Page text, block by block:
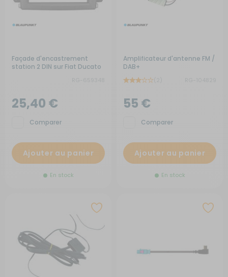
Façade d'encastrement
station 2 DIN sur Fiat Ducato
25,40 €
Comparer
Ajouter au panier
En stock
Amplificateur d'antenne FM /
DAB+
55 €
Comparer
Ajouter au panier
En stock